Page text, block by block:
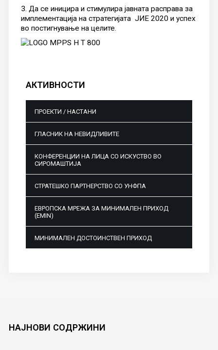
3. Да се ​​иницира и стимулира јавната расправа за
имплементација на стратегијата ЈИЕ 2020 и успех
во постигнување на целите.
АКТИВНОСТИ
ПРОЕКТИ / НАСТАНИ
ГЛАСНИК НА НЕВИДЛИВИТЕ
КОНФЕРЕНЦИИ НА ЛИЦА СО ИСКУСТВО ВО
СИРОМАШТИЈА
СТРАТЕШКО ПАРТНЕРСТВО СО УНФПА
ЕВРОПСКА МРЕЖА ЗА МИНИМАЛЕН ПРИХОД
(EMIN)
МИНИМАЛЕН ДОСТОИНСТВЕН ПРИХОД
НАЈНОВИ СОДРЖИНИ